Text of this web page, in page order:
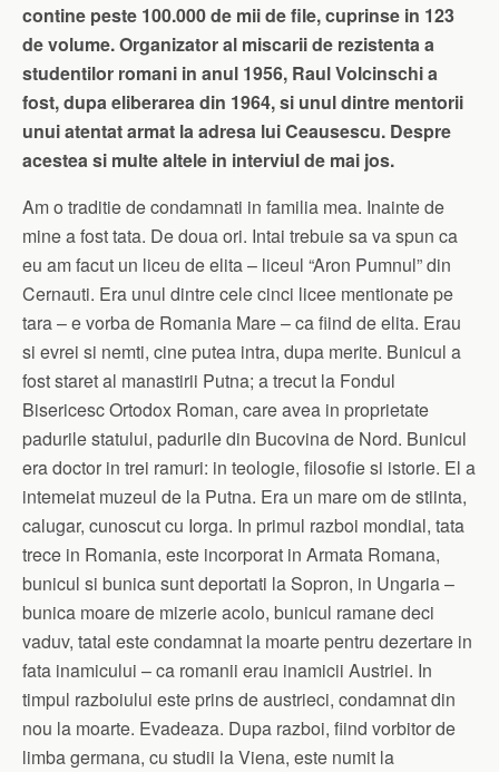
contine peste 100.000 de mii de file, cuprinse in 123
de volume. Organizator al miscarii de rezistenta a
studentilor romani in anul 1956, Raul Volcinschi a
fost, dupa eliberarea din 1964, si unul dintre mentorii
unui atentat armat la adresa lui Ceausescu. Despre
acestea si multe altele in interviul de mai jos.
Am o traditie de condamnati in familia mea. Inainte de
mine a fost tata. De doua ori. Intai trebuie sa va spun ca
eu am facut un liceu de elita – liceul “Aron Pumnul” din
Cernauti. Era unul dintre cele cinci licee mentionate pe
tara – e vorba de Romania Mare – ca fiind de elita. Erau
si evrei si nemti, cine putea intra, dupa merite. Bunicul a
fost staret al manastirii Putna; a trecut la Fondul
Bisericesc Ortodox Roman, care avea in proprietate
padurile statului, padurile din Bucovina de Nord. Bunicul
era doctor in trei ramuri: in teologie, filosofie si istorie. El a
intemeiat muzeul de la Putna. Era un mare om de stiinta,
calugar, cunoscut cu Iorga. In primul razboi mondial, tata
trece in Romania, este incorporat in Armata Romana,
bunicul si bunica sunt deportati la Sopron, in Ungaria –
bunica moare de mizerie acolo, bunicul ramane deci
vaduv, tatal este condamnat la moarte pentru dezertare in
fata inamicului – ca romanii erau inamicii Austriei. In
timpul razboiului este prins de austrieci, condamnat din
nou la moarte. Evadeaza. Dupa razboi, fiind vorbitor de
limba germana, cu studii la Viena, este numit la